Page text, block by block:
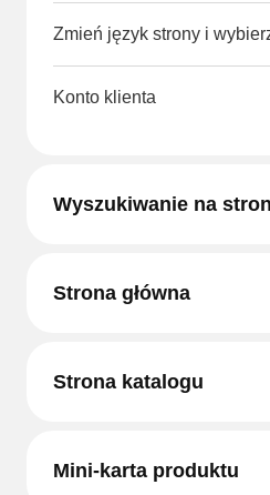
Zmień język strony i
Konto klienta
Wyszukiwanie na
Strona główna
Strona katalogu
Mini-karta produktu